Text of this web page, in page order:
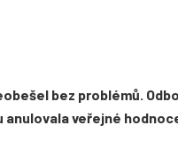
bez problémů.
anulovala veřejné